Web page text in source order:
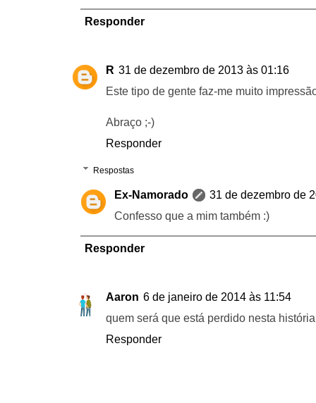
Responder
R 31 de dezembro de 2013 às 01:16
Este tipo de gente faz-me muito
Abraço ;-)
Responder
Respostas
Ex-Namorado
31 de dezembro de
Confesso que a mim também :)
Responder
Aaron 6 de janeiro de 2014 às 11:54
quem será que está perdido nesta
Responder